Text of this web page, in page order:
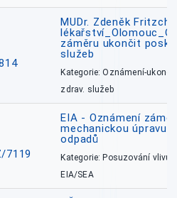
MUDr. Zdeněk
záměru ukončit
služeb
Kategorie: Oznámení-
zdrav. služeb
7119
EIA - Oznámení
mechanickou úpravu
odpadů
Kategorie: Posuzování vlivů
EIA/SEA